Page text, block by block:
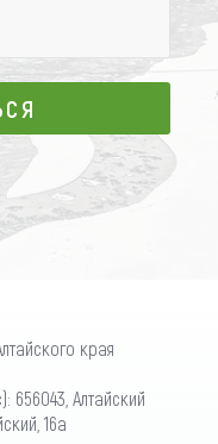
края
656043, Алтайский
16а